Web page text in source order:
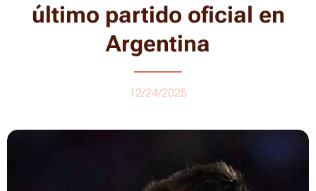
último partido oficial en
Argentina
12/24/2025